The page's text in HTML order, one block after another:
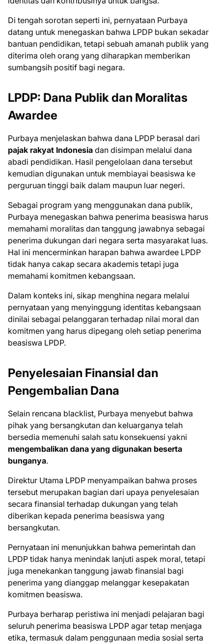
Di tengah sorotan seperti ini, pernyataan Purbaya
datang untuk menegaskan bahwa LPDP bukan sekadar
bantuan pendidikan, tetapi sebuah amanah publik yang
diterima oleh orang yang diharapkan memberikan
sumbangsih positif bagi negara.
LPDP: Dana Publik dan Moralitas
Awardee
Purbaya menjelaskan bahwa dana LPDP berasal dari
pajak rakyat Indonesia dan disimpan melalui dana
abadi pendidikan. Hasil pengelolaan dana tersebut
kemudian digunakan untuk membiayai beasiswa ke
perguruan tinggi baik dalam maupun luar negeri.
Sebagai program yang menggunakan dana publik,
Purbaya menegaskan bahwa penerima beasiswa harus
memahami moralitas dan tanggung jawabnya sebagai
penerima dukungan dari negara serta masyarakat luas.
Hal ini mencerminkan harapan bahwa awardee LPDP
tidak hanya cakap secara akademis tetapi juga
memahami komitmen kebangsaan.
Dalam konteks ini, sikap menghina negara melalui
pernyataan yang menyinggung identitas kebangsaan
dinilai sebagai pelanggaran terhadap nilai moral dan
komitmen yang harus dipegang oleh setiap penerima
beasiswa LPDP.
Penyelesaian Finansial dan
Pengembalian Dana
Selain rencana blacklist, Purbaya menyebut bahwa
pihak yang bersangkutan dan keluarganya telah
bersedia memenuhi salah satu konsekuensi yakni
mengembalikan dana yang digunakan beserta
bunganya.
Direktur Utama LPDP menyampaikan bahwa proses
tersebut merupakan bagian dari upaya penyelesaian
secara finansial terhadap dukungan yang telah
diberikan kepada penerima beasiswa yang
bersangkutan.
Pernyataan ini menunjukkan bahwa pemerintah dan
LPDP tidak hanya menindak lanjuti aspek moral, tetapi
juga menekankan tanggung jawab finansial bagi
penerima yang dianggap melanggar kesepakatan
komitmen beasiswa.
Purbaya berharap peristiwa ini menjadi pelajaran bagi
seluruh penerima beasiswa LPDP agar tetap menjaga
etika, termasuk dalam penggunaan media sosial serta